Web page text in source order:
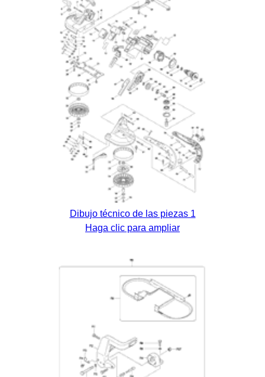
Dibujo técnico de las piezas 1
Haga clic para ampliar